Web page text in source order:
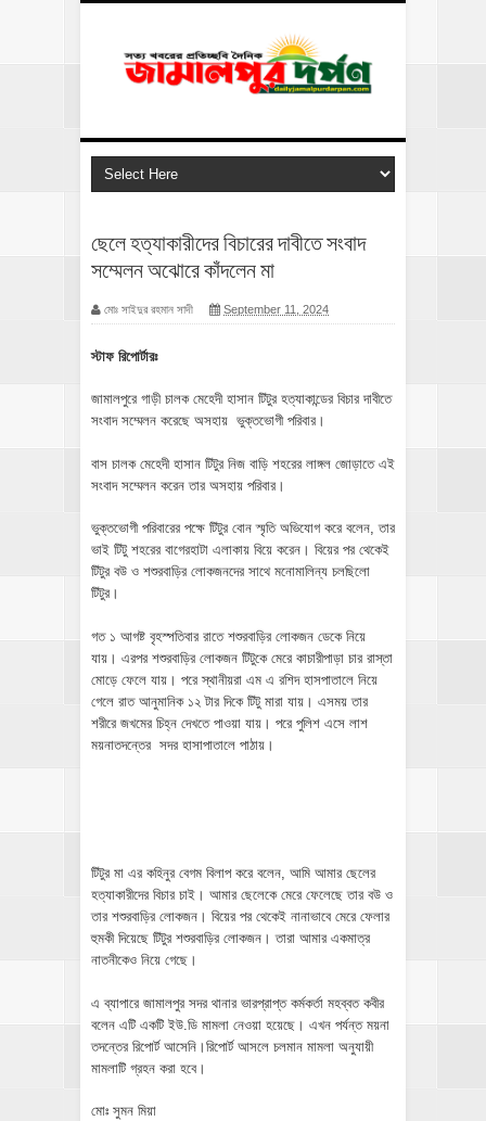
ছেলে হত্যাকারীদের বিচারের দাবীতে সংবাদ
সম্মেলন অঝোরে কাঁদলেন মা
মোঃ সাইদুর রহমান সাদী September 11, 2024
স্টাফ রিপোর্টারঃ
জামালপুরে গাড়ী চালক মেহেদী হাসান টিটুর হত্যাকান্ডের বিচার দাবীতে
সংবাদ সম্মেলন করেছে অসহায় ভুক্তভোগী পরিবার।
বাস চালক মেহেদী হাসান টিটুর নিজ বাড়ি শহরের লাঙ্গল জোড়াতে এই
সংবাদ সম্মেলন করেন তার অসহায় পরিবার।
ভুক্তভোগী পরিবারের পক্ষে টিটুর বোন স্মৃতি অভিযোগ করে বলেন, তার
ভাই টিটু শহরের বাগেরহাটা এলাকায় বিয়ে করেন। বিয়ের পর থেকেই
টিটুর বউ ও শশুরবাড়ির লোকজনদের সাথে মনোমালিন্য চলছিলো
টিটুর।
গত ১ আগষ্ট বৃহস্পতিবার রাতে শশুরবাড়ির লোকজন ডেকে নিয়ে
যায়। এরপর শশুরবাড়ির লোকজন টিটুকে মেরে কাচারীপাড়া চার রাস্তা
মোড়ে ফেলে যায়। পরে স্থানীয়রা এম এ রশিদ হাসপাতালে নিয়ে
গেলে রাত আনুমানিক ১২ টার দিকে টিটু মারা যায়। এসময় তার
শরীরে জখমের চিহ্ন দেখতে পাওয়া যায়। পরে পুলিশ এসে লাশ
ময়নাতদন্তের সদর হাসাপাতালে পাঠায়।
টিটুর মা এর কহিনুর বেগম বিলাপ করে বলেন, আমি আমার ছেলের
হত্যাকারীদের বিচার চাই। আমার ছেলেকে মেরে ফেলেছে তার বউ ও
তার শশুরবাড়ির লোকজন। বিয়ের পর থেকেই নানাভাবে মেরে ফেলার
হুমকী দিয়েছে টিটুর শশুরবাড়ির লোকজন। তারা আমার একমাত্র
নাতনীকেও নিয়ে গেছে।
এ ব্যাপারে জামালপুর সদর থানার ভারপ্রাপ্ত কর্মকর্তা মহব্বত কবীর
বলেন এটি একটি ইউ.ডি মামলা নেওয়া হয়েছে। এখন পর্যন্ত ময়না
তদন্তের রিপোর্ট আসেনি।রিপোর্ট আসলে চলমান মামলা অনুযায়ী
মামলাটি গ্রহন করা হবে।
মোঃ সুমন মিয়া